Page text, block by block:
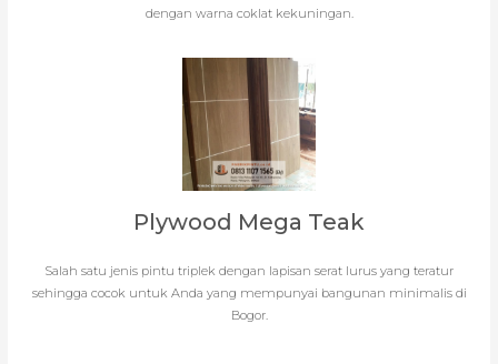
dengan warna coklat kekuningan.
Plywood Mega Teak
Salah satu jenis pintu triplek dengan lapisan serat lurus yang teratur
sehingga cocok untuk Anda yang mempunyai bangunan minimalis di
Bogor.